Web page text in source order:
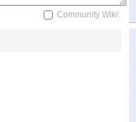
Community Wiki: